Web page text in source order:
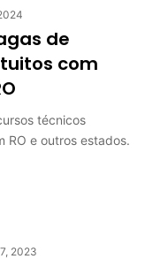
de
com
técnicos
RO e outros estados.
2023